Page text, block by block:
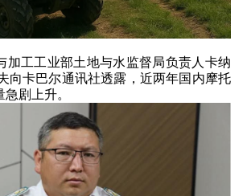
加工工业部土地与水监督局负责人卡纳
向卡巴尔通讯社透露，近两年国内摩托
剧上升。